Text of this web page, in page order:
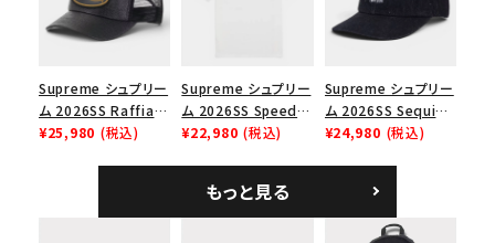
在庫のない商品を表示する
Supreme シュプリー
ム 2026SS Raffia
Mesh Back 5-Panel
¥25,980 (税込)
Supreme シュプリー
ム 2026SS Speed
Tee スピードTシャツ
¥22,980 (税込)
Supreme シュプリー
ム 2026SS Sequin
Denim Classic
シックロゴ 6パネルキ
ャップ ブラック
¥24,980 (税込)
もっと見る